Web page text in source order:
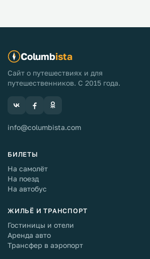
Columbista
Сайт о путешествиях и для
путешественников. С 2015 года.
info@columbista.com
БИЛЕТЫ
На самолёт
На поезд
На автобус
ЖИЛЬЁ И ТРАНСПОРТ
Гостиницы и отели
Аренда авто
Трансфер в аэропорт